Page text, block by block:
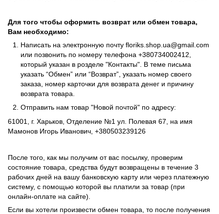
Для того чтобы оформить возврат или обмен товара,
Вам необходимо:
Написать на электронную почту floriks.shop.ua@gmail.com
или позвонить по номеру телефона +380734002412
который указан в розделе "Контакты" . В теме письма
указать “Обмен” или “Возврат”, указать номер своего
заказа, номер карточки для возврата денег и причину
возврата товара.
Отправить нам товар "Новой почтой" по адресу:
61001, г. Харьков, Отделение №1 ул. Полевая 67, на имя
Мамонов Игорь Иванович, +380503239126
После того, как мы получим от вас посылку, проверим
состояние товара, средства будут возвращены в течение 3
рабочих дней на вашу банковскую карту или через платежную
систему, с помощью которой вы платили за товар (при
онлайн-оплате на сайте).
Если вы хотели произвести обмен товара, то после получения